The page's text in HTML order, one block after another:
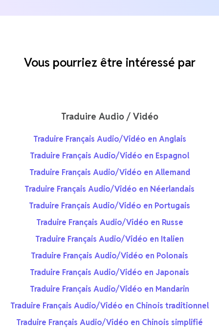
Vous pourriez être intéressé par
Traduire Audio / Vidéo
Traduire Français Audio/Vidéo en Anglais
Traduire Français Audio/Vidéo en Espagnol
Traduire Français Audio/Vidéo en Allemand
Traduire Français Audio/Vidéo en Néerlandais
Traduire Français Audio/Vidéo en Portugais
Traduire Français Audio/Vidéo en Russe
Traduire Français Audio/Vidéo en Italien
Traduire Français Audio/Vidéo en Polonais
Traduire Français Audio/Vidéo en Japonais
Traduire Français Audio/Vidéo en Mandarin
Traduire Français Audio/Vidéo en Chinois traditionnel
Traduire Français Audio/Vidéo en Chinois simplifié